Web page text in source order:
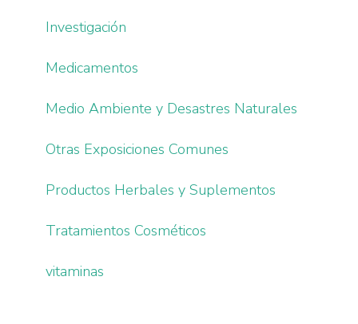
Investigación
Medicamentos
Medio Ambiente y Desastres Naturales
Otras Exposiciones Comunes
Productos Herbales y Suplementos
Tratamientos Cosméticos
vitaminas